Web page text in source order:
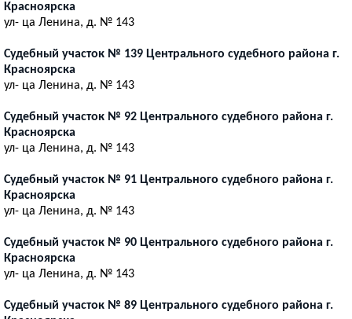
Красноярска
ул- ца Ленина, д. № 143
Судебный участок № 139 Центрального судебного района г.
Красноярска
ул- ца Ленина, д. № 143
Судебный участок № 92 Центрального судебного района г.
Красноярска
ул- ца Ленина, д. № 143
Судебный участок № 91 Центрального судебного района г.
Красноярска
ул- ца Ленина, д. № 143
Судебный участок № 90 Центрального судебного района г.
Красноярска
ул- ца Ленина, д. № 143
Судебный участок № 89 Центрального судебного района г.